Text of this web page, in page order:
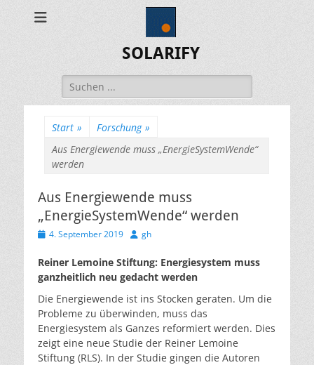
SOLARIFY
Suchen
nach:
Start » Forschung »
Aus Energiewende muss „EnergieSystemWende“
werden
Aus Energiewende muss
„EnergieSystemWende“ werden
Veröffentlicht
4. September 2019 Autor
gh
Reiner Lemoine Stiftung: Energiesystem muss
ganzheitlich neu gedacht werden
Die Energiewende ist ins Stocken geraten. Um die
Probleme zu überwinden, muss das
Energiesystem als Ganzes reformiert werden. Dies
zeigt eine neue Studie der Reiner Lemoine
Stiftung (RLS). In der Studie gingen die Autoren